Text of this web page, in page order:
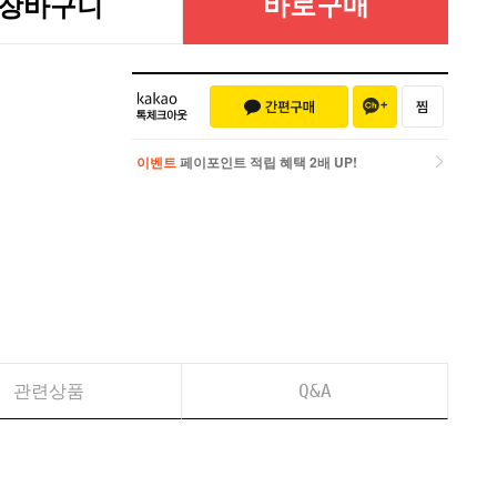
바구니
이벤트 페이포인트 적립 혜택 2배 UP!
관련상품 Q&A